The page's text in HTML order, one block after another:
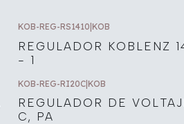
KOB-REG-RS1410 KOB
REGULADOR KOBLENZ
- 1
KOB-REG-RI20C|KOB
REGULADOR DE
C, PA